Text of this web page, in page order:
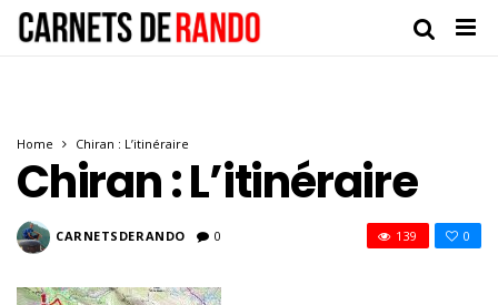
Home Chiran : L’itinéraire
Chiran : L’itinéraire
CARNETSDERANDO 0 0
139